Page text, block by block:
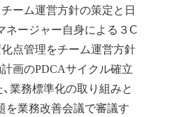
ーム運営方針の策定と日
ネージャー自身による３Ⅽ
点管理をチーム運営方針
画のPDCAサイクル確立
業務標準化の取り組みと
を業務改善会議で審議す